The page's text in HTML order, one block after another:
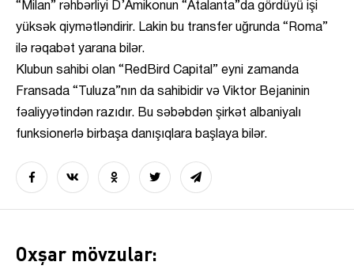
“Milan” rəhbərliyi D’Amikonun “Atalanta”da gördüyü işi
yüksək qiymətləndirir. Lakin bu transfer uğrunda “Roma”
ilə rəqabət yarana bilər.
Klubun sahibi olan “RedBird Capital” eyni zamanda
Fransada “Tuluza”nın da sahibidir və Viktor Bejaninin
fəaliyyətindən razıdır. Bu səbəbdən şirkət albaniyalı
funksionerlə birbaşa danışıqlara başlaya bilər.
Oxşar mövzular: